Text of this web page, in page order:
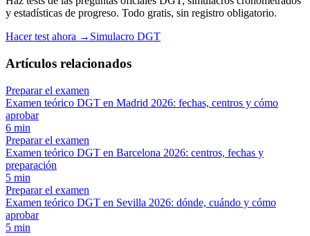
y estadísticas de progreso. Todo gratis, sin registro obligatorio.
Hacer test ahora → Simulacro DGT
Artículos relacionados
Preparar el examen
Examen teórico DGT en Madrid 2026: fechas, centros y cómo
aprobar
6 min
Preparar el examen
Examen teórico DGT en Barcelona 2026: centros, fechas y
preparación
5 min
Preparar el examen
Examen teórico DGT en Sevilla 2026: dónde, cuándo y cómo
aprobar
5 min